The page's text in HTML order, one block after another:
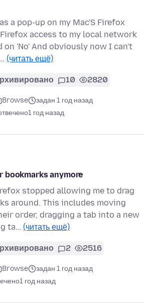
a pop-up on my Mac'S Firefox
access to my local network
on 'No' And obviously now I can't
(читать ещё)
10 2820
Browse
задан 1 год назад
1 год назад
bookmarks anymore
stopped allowing me to drag
around. This includes moving
order, dragging a tab into a new
ta… (читать ещё)
2 2516
Browse
задан 1 год назад
1 год назад